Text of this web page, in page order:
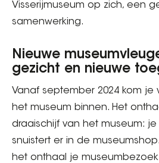
Visserijmuseum op zich, een
samenwerking.
Nieuwe
gezicht en nieuwe
Vanaf september 2024 kom je
het museum binnen. Het
draaischijf van het museum:
snuistert er in de
het onthaal je